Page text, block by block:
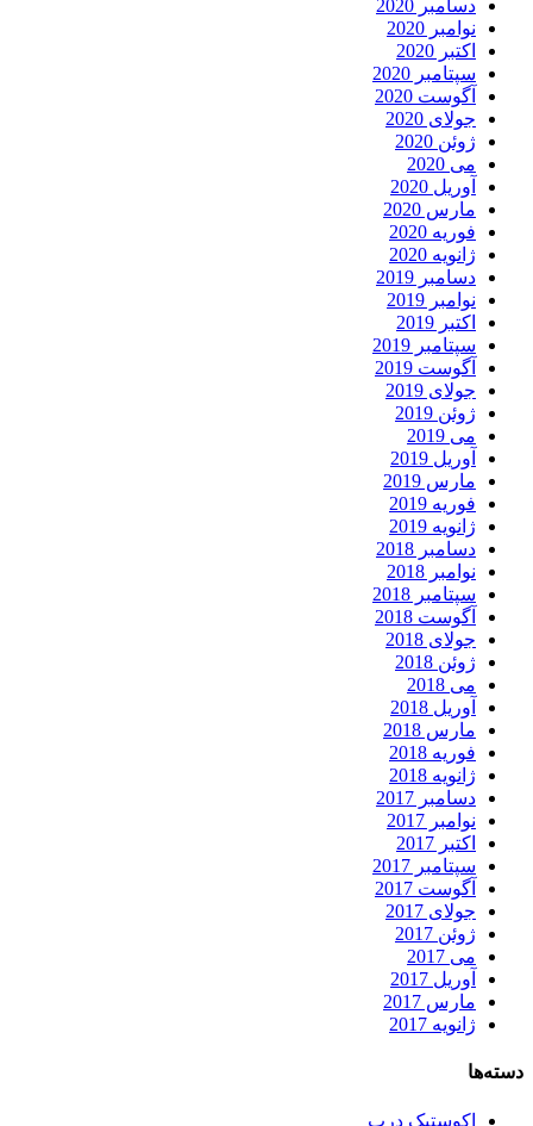
دسامبر 2020
نوامبر 2020
اکتبر 2020
سپتامبر 2020
آگوست 2020
جولای 2020
ژوئن 2020
می 2020
آوریل 2020
مارس 2020
فوریه 2020
ژانویه 2020
دسامبر 2019
نوامبر 2019
اکتبر 2019
سپتامبر 2019
آگوست 2019
جولای 2019
ژوئن 2019
می 2019
آوریل 2019
مارس 2019
فوریه 2019
ژانویه 2019
دسامبر 2018
نوامبر 2018
سپتامبر 2018
آگوست 2018
جولای 2018
ژوئن 2018
می 2018
آوریل 2018
مارس 2018
فوریه 2018
ژانویه 2018
دسامبر 2017
نوامبر 2017
اکتبر 2017
سپتامبر 2017
آگوست 2017
جولای 2017
ژوئن 2017
می 2017
آوریل 2017
مارس 2017
ژانویه 2017
دسته‌ها
اکوستیک درب